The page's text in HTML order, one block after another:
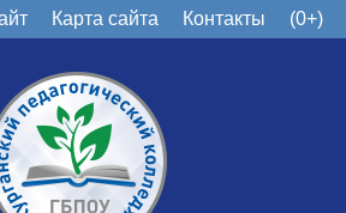
Карта сайта Контакты (0+)